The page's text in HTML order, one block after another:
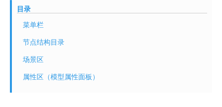
目录
菜单栏
节点结构目录
场景区
属性区（模型属性面板）